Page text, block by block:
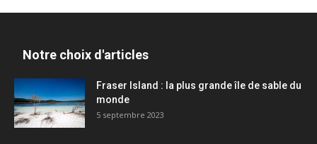
Notre choix d'articles
Fraser Island : la plus grande île de sable du
monde
5 septembre 2023